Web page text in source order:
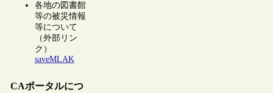
各地の図書館
等の被災情報
等について
（外部リン
ク）
saveMLAK
CAポータルにつ